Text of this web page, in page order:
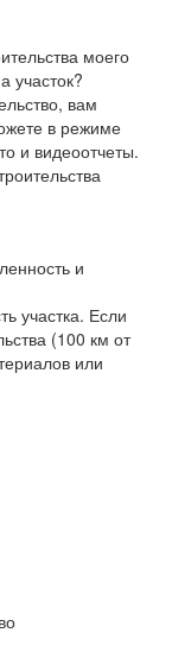
моего
участок?
вам
в режиме
и видеоотчеты.
и
участка. Если
(100 км от
или